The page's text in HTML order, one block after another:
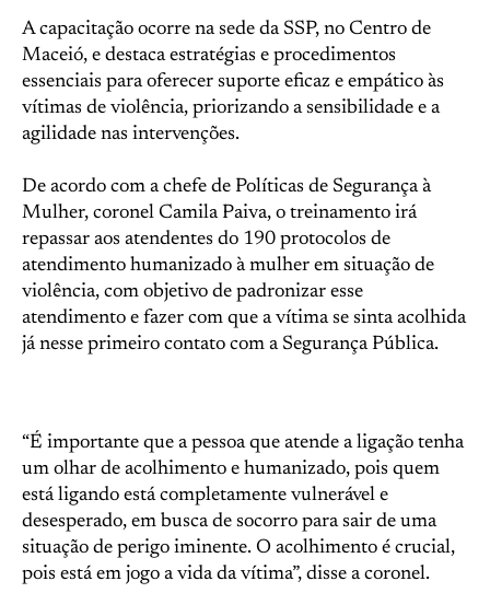
A capacitação ocorre na sede da SSP, no Centro de
Maceió, e destaca estratégias e procedimentos
essenciais para oferecer suporte eficaz e empático às
vítimas de violência, priorizando a sensibilidade e a
agilidade nas intervenções.
De acordo com a chefe de Políticas de Segurança à
Mulher, coronel Camila Paiva, o treinamento irá
repassar aos atendentes do 190 protocolos de
atendimento humanizado à mulher em situação de
violência, com objetivo de padronizar esse
atendimento e fazer com que a vítima se sinta acolhida
já nesse primeiro contato com a Segurança Pública.
“É importante que a pessoa que atende a ligação tenha
um olhar de acolhimento e humanizado, pois quem
está ligando está completamente vulnerável e
desesperado, em busca de socorro para sair de uma
situação de perigo iminente. O acolhimento é crucial,
pois está em jogo a vida da vítima”, disse a coronel.